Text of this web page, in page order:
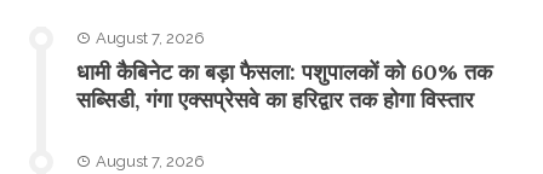
August 7, 2026
​धामी कैबिनेट का बड़ा फैसला: पशुपालकों को 60% तक
सब्सिडी, गंगा एक्सप्रेसवे का हरिद्वार तक होगा विस्तार
August 7, 2026